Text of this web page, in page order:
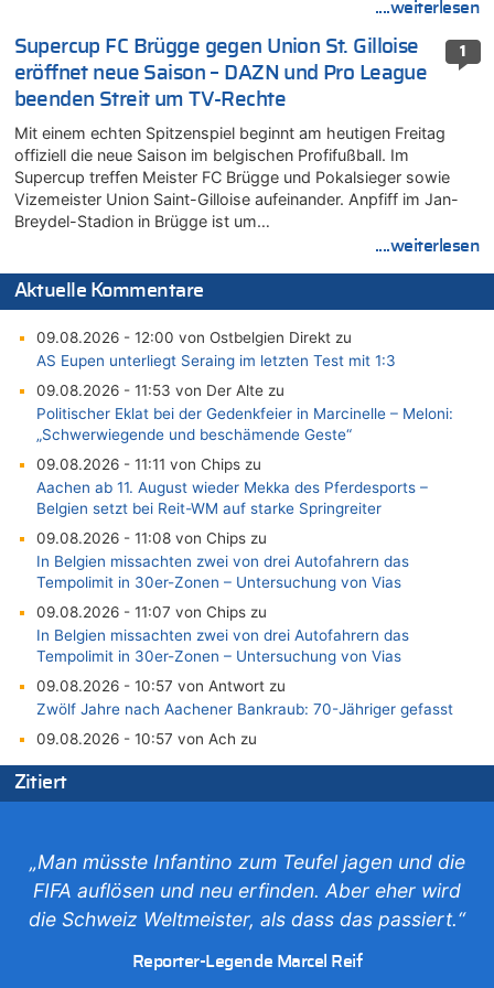
....weiterlesen
1
Supercup FC Brügge gegen Union St. Gilloise
eröffnet neue Saison – DAZN und Pro League
beenden Streit um TV-Rechte
Mit einem echten Spitzenspiel beginnt am heutigen Freitag
offiziell die neue Saison im belgischen Profifußball. Im
Supercup treffen Meister FC Brügge und Pokalsieger sowie
Vizemeister Union Saint-Gilloise aufeinander. Anpfiff im Jan-
Breydel-Stadion in Brügge ist um…
....weiterlesen
Aktuelle Kommentare
09.08.2026 - 12:00 von Ostbelgien Direkt zu
AS Eupen unterliegt Seraing im letzten Test mit 1:3
09.08.2026 - 11:53 von Der Alte zu
Politischer Eklat bei der Gedenkfeier in Marcinelle – Meloni:
„Schwerwiegende und beschämende Geste“
09.08.2026 - 11:11 von Chips zu
Aachen ab 11. August wieder Mekka des Pferdesports –
Belgien setzt bei Reit-WM auf starke Springreiter
09.08.2026 - 11:08 von Chips zu
In Belgien missachten zwei von drei Autofahrern das
Tempolimit in 30er-Zonen – Untersuchung von Vias
09.08.2026 - 11:07 von Chips zu
In Belgien missachten zwei von drei Autofahrern das
Tempolimit in 30er-Zonen – Untersuchung von Vias
09.08.2026 - 10:57 von Antwort zu
Zwölf Jahre nach Aachener Bankraub: 70-Jähriger gefasst
09.08.2026 - 10:57 von Ach zu
Politischer Eklat bei der Gedenkfeier in Marcinelle – Meloni:
„Schwerwiegende und beschämende Geste“
„Schwerwiegende und beschämende Geste“
09.08.2026 - 10:07 von erbo zu
Leipzig, Mechernich und die Frage: Wer steckt hinter den
Drohnen mit Strengstoff? War es Russland?
09.08.2026 - 09:53 von schlechtmensch zu
Zitiert
„Man müsste Infantino zum Teufel jagen und die
FIFA auflösen und neu erfinden. Aber eher wird
die Schweiz Weltmeister, als dass das passiert.“
Reporter-Legende Marcel Reif